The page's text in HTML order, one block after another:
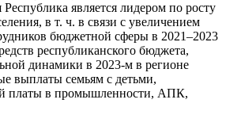
является лидером по росту
в т. ч. в связи с увеличением
бюджетной сферы в 2021–2023
республиканского бюджета,
динамики в 2023-м в регионе
выплаты семьям с детьми,
платы в промышленности, АПК,